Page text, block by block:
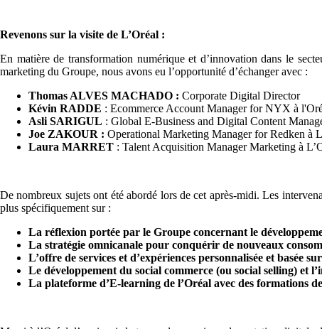
Revenons sur la visite de L’Oréal :
En matière de transformation numérique et d’innovation dans le
marketing du Groupe, nous avons eu l’opportunité d’échanger avec :
Thomas ALVES MACHADO : Corporate Digital Director
Kévin RADDE : Ecommerce Account Manager for NYX à
Asli SARIGUL : Global E-Business and Digital Content
Joe ZAKOUR : Operational Marketing Manager for Redken à
Laura MARRET : Talent Acquisition Manager Marketing à
De nombreux sujets ont été abordé lors de cet après-midi. Les
plus spécifiquement sur :
La réflexion portée par le Groupe concernant le
La stratégie omnicanale pour conquérir de nouveaux
L’offre de services et d’expériences personnalisée et basée
Le développement du social commerce (ou social selling) et
La plateforme d’E-learning de l’Oréal avec des formations